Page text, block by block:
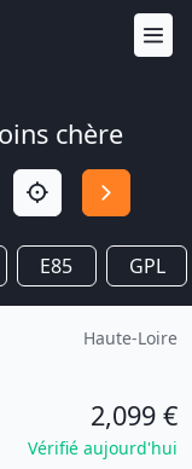
chère
E85 GPL
Haute-Loire
2,099 €
Vérifié aujourd'hui